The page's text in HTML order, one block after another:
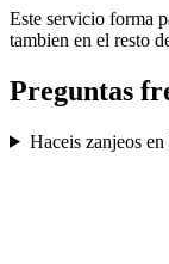
Este servicio forma
tambien en el resto
Preguntas
Haceis zanjeos